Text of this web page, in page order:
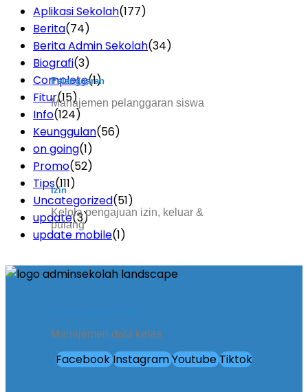
Pelanggaran
Manajemen pelanggaran siswa
Izin
Kelola pengajuan izin, keluar &
pulang
Manajemen data kelas
Aplikasi Sekolah(177)
Berita(74)
Berita Admin Sekolah(34)
Biografi(3)
Complete(1)
Fitur(15)
Info(124)
Keunggulan(56)
on going(1)
Promo(52)
Tips(111)
Uncategorized(51)
update(3)
update mobile(1)
FacebookInstagramYoutubeTiktok